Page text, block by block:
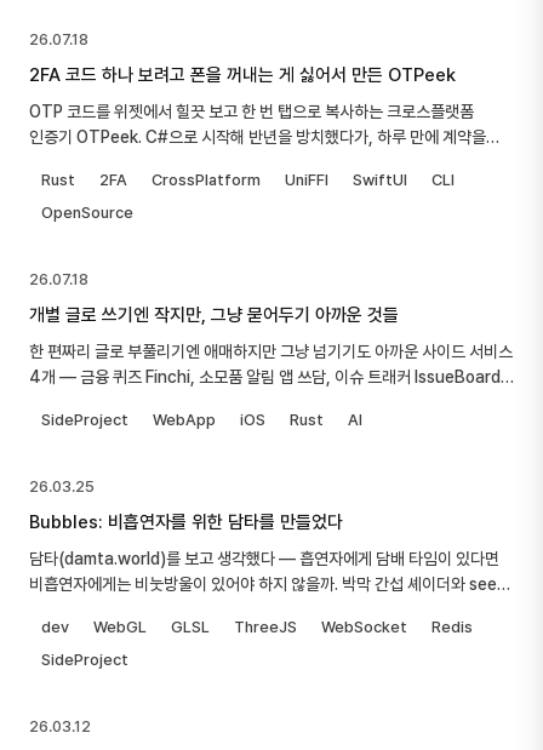
26.07.18
2FA 코드 하나 보려고 폰을 꺼내는 게 싫어서 만든 OTPeek
OTP 코드를 위젯에서 힐끗 보고 한 번 탭으로 복사하는 크로스플랫폼
인증기 OTPeek. C#으로 시작해 반년을 방치했다가, 하루 만에 계약을
Argon2를 돌리지 않게 만든 키 설계 이야기.
Rust 2FA CrossPlatform UniFFI SwiftUI
CLI
OpenSource
26.07.18
개별 글로 쓰기엔 작지만, 그냥 묻어두기 아까운 것들
한 편짜리 글로 부풀리기엔 애매하지만 그냥 넘기기도 아까운 사이드 서비스
4개 — 금융 퀴즈 Finchi, 소모품 알림 앱 쓰담, 이슈 트래커 IssueBoard,
SideProject WebApp iOS Rust AI
26.03.25
Bubbles: 비흡연자를 위한 담타를 만들었다
담타(damta.world)를 보고 생각했다 — 흡연자에게 담배 타임이 있다면
비흡연자에게는 비눗방울이 있어야 하지 않을까. 박막 간섭 셰이더와 seed
비눗방울 웹앱 기록.
dev WebGL GLSL ThreeJS WebSocket
Redis
SideProject
26.03.12